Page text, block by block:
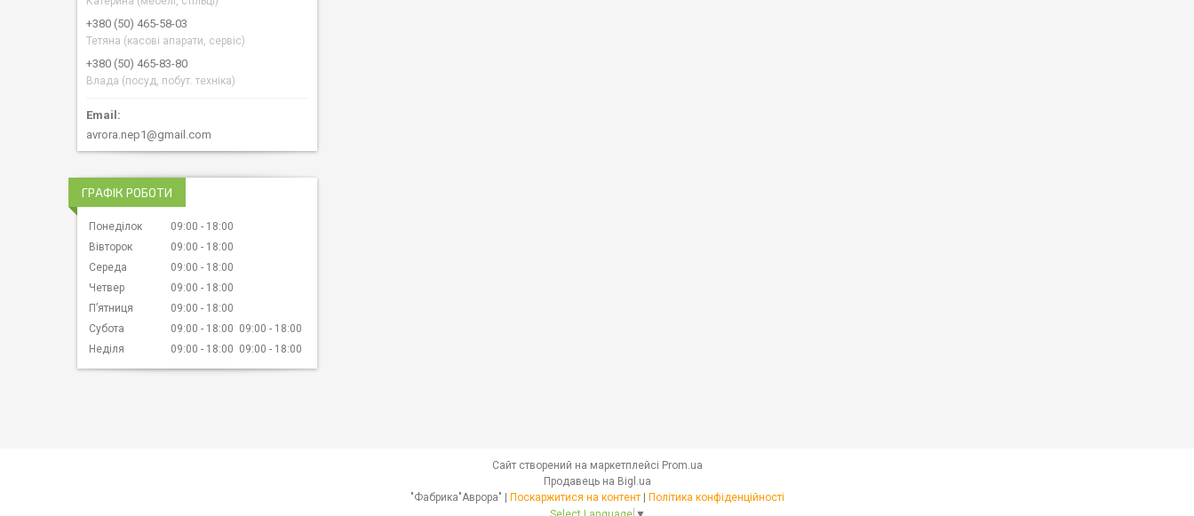
+380 (50) 465-58-03
Тетяна (касові апарати, сервіс)
+380 (50) 465-83-80
Влада (посуд, побут. техніка)
avrora.nep1@gmail.com
ГРАФІК РОБОТИ
Понеділок 09:00
18:00
Вівторок
09:00
18:00
Середа
09:00
18:00
Четвер
09:00
18:00
Пʼятниця
09:00
18:00
Субота
09:00 18:00 09:00
18:00
Неділя
09:00 18:00 09:00 18:00
Сайт створений на маркетплейсі Prom.ua
Продавець на Bigl.ua
Поскаржитися на контент
Політика конфіденційності